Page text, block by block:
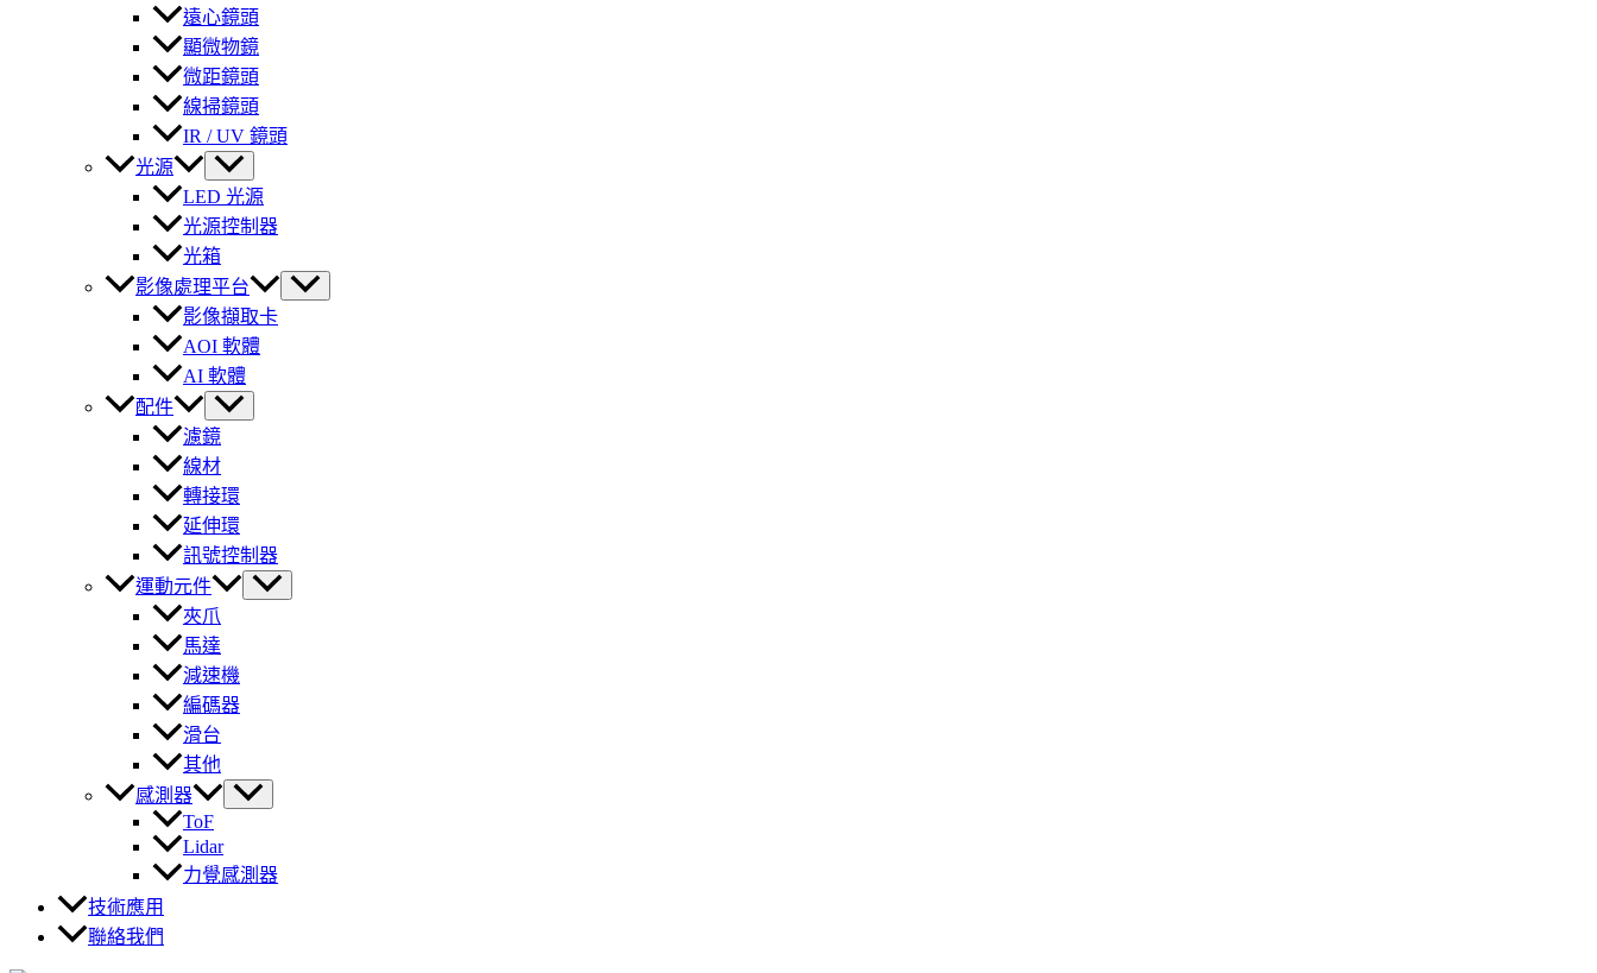
遠心鏡頭
顯微物鏡
微距鏡頭
線掃鏡頭
IR / UV 鏡頭
光源
LED 光源
光源控制器
光箱
影像處理平台
影像擷取卡
AOI 軟體
AI 軟體
配件
濾鏡
線材
轉接環
延伸環
訊號控制器
運動元件
夾爪
馬達
減速機
編碼器
滑台
其他
感測器
ToF
Lidar
力覺感測器
技術應用
聯絡我們